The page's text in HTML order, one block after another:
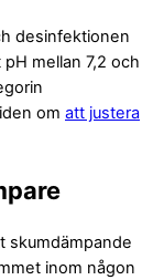
desinfektionen
mellan 7,2 och
om att justera
skumdämpande
inom någon